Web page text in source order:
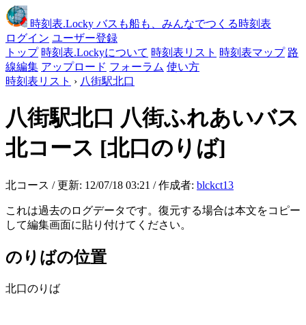
時刻表.Locky バスも船も、みんなでつくる時刻表
ログイン ユーザー登録
トップ 時刻表.Lockyについて 時刻表リスト 時刻表マップ 路
線編集 アップロード フォーラム 使い方
時刻表リスト › 八街駅北口
八街駅北口 八街ふれあいバス
北コース [北口のりば]
北コース / 更新: 12/07/18 03:21 / 作成者: blckct13
これは過去のログデータです。復元する場合は本文をコピー
して編集画面に貼り付けてください。
のりばの位置
北口のりば